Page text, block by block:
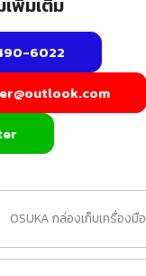
6022
OSUKA กล่องเก็บเครื่องมือ